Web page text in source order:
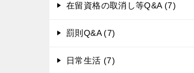
在留資格の取消し等Q&A (7)
罰則Q&A (7)
日常生活 (7)